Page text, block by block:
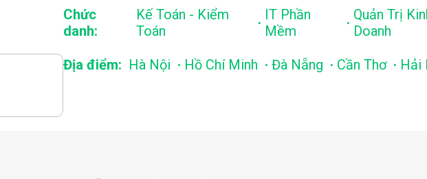
Chức
danh:
Kế Toán - Kiểm
Toán
. IT Phần
Mềm
. Quản Trị
Doanh
Địa điểm: Hà Nội . Hồ Chí Minh . Đà Nẵng . Cần Thơ . Hải